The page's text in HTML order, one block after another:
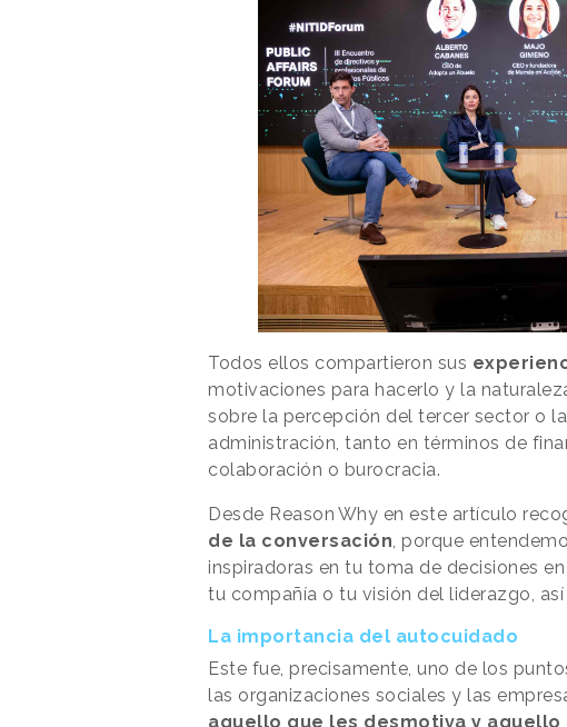
Todos ellos compartieron sus
motivaciones para hacerlo y la
sobre la percepción del tercer sector o
administración, tanto en términos de
colaboración o burocracia.
Desde Reason Why en este artículo
de la conversación , porque
inspiradoras en tu toma de decisiones
tu compañía o tu visión del liderazgo,
La importancia del autocuidado
Este fue, precisamente, uno de los
las organizaciones sociales y las
aquello que les desmotiva y